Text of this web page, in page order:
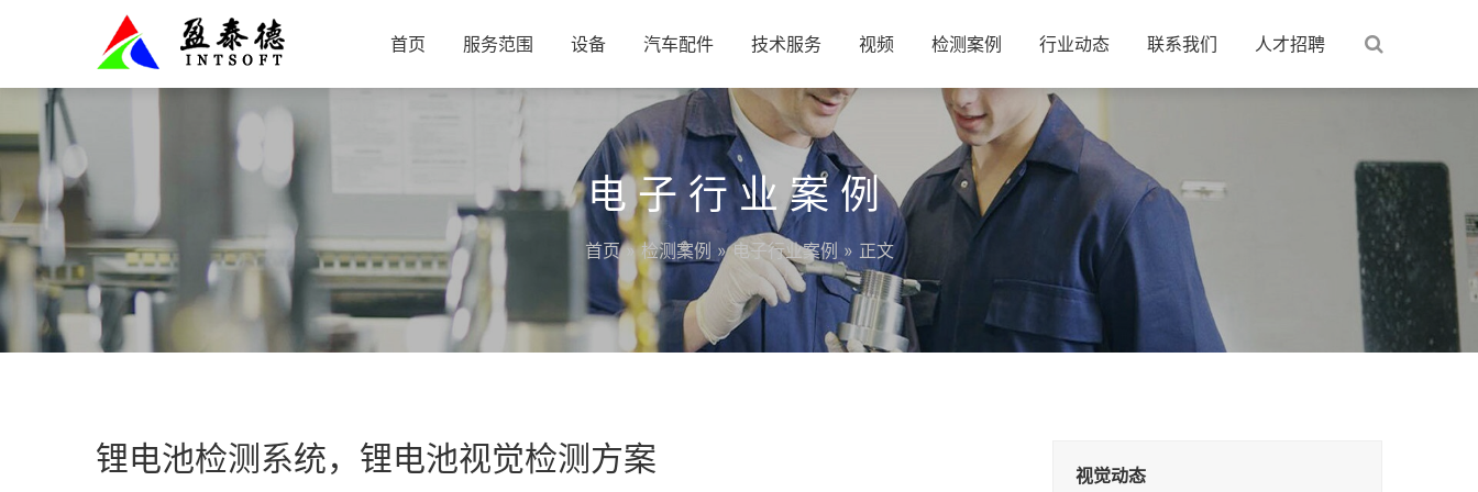
首页 服务范围 设备 汽车配件 技术服务 视频 检测案例 行业动态 联系我们 人才招聘
电子行业案例
首页 »检测案例 »电子行业案例 » 正文
锂电池检测系统，锂电池视觉检测方案 视觉动态